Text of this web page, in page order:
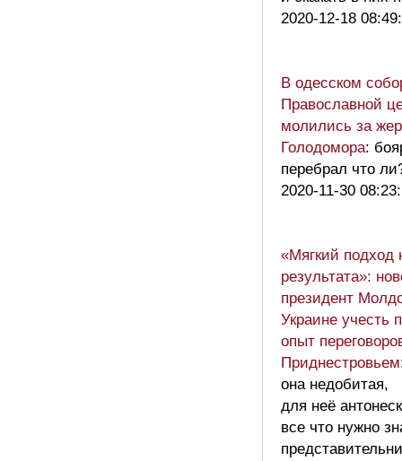
2020-12-18
В одесском
Православной
молились за
Голодомора:
перебрал что
2020-11-30
«Мягкий подход
результата»:
президент
Украине учесть
опыт
Приднестровьем
она недобитая,
для неё
все что нужно